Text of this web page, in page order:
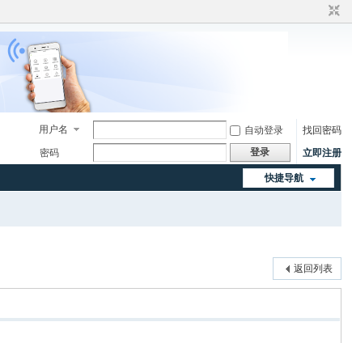
用户名 自动登录
找回密码
密码
登录 立即注册
快捷导航
返回列表